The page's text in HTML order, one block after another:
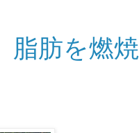
脂肪を燃焼